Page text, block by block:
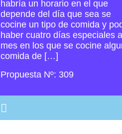
habría un horario en el que
depende del día que sea se
cocine un tipo de comida y
haber cuatro días especiales al
mes en los que se cocine
comida de […]
Propuesta Nº: 309